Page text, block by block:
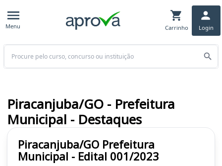
Menu Carrinho Login
Buscar
Piracanjuba/GO Prefeitura
Municipal - Edital 001/2023
Piracanjuba/GO - Prefeitura
Municipal - Destaques